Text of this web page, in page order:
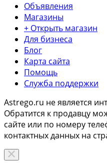
Объявления
Магазины
+ Открыть магазин
Для бизнеса
Блог
Карта сайта
Помощь
Служба поддержки
Astrego.ru не является
Обратится к продавцу
сайте или по номеру
контактных данных на